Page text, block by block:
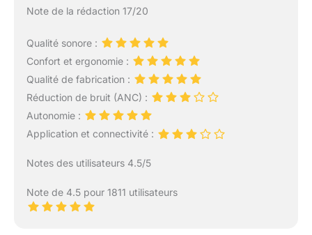
Note de la rédaction 17/20
Qualité sonore :
Confort et ergonomie :
Qualité de fabrication :
Réduction de bruit (ANC) :
Autonomie :
Application et connectivité :
Notes des utilisateurs 4.5/5
Note de 4.5 pour 1811 utilisateurs